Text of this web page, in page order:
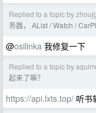
Replied to a topic by
务器， AList / Watch /
@osilinka 我修复一下
Replied to a topic by
起来了嘛？
https://api.lxts.top/ 听书